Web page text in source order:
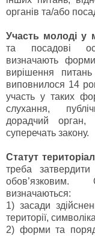
органів та/або
Участь молоді у
та посадові
визначають
вирішення
виповнилося 14
участь у таких
слухання,
дорадчий
суперечать закону.
Статут
треба
обов’язковим.
визначаються:
1) засади
території,
2) форми та